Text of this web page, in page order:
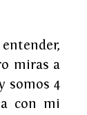
miras a
somos 4
con mi